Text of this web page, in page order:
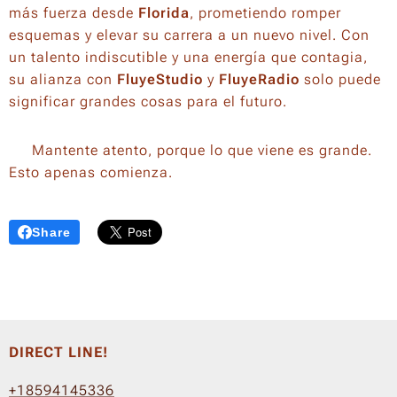
más fuerza desde Florida, prometiendo romper
esquemas y elevar su carrera a un nuevo nivel. Con
un talento indiscutible y una energía que contagia,
su alianza con FluyeStudio y FluyeRadio solo puede
significar grandes cosas para el futuro.
📢 Mantente atento, porque lo que viene es grande.
Esto apenas comienza.
Share
DIRECT LINE!
+18594145336